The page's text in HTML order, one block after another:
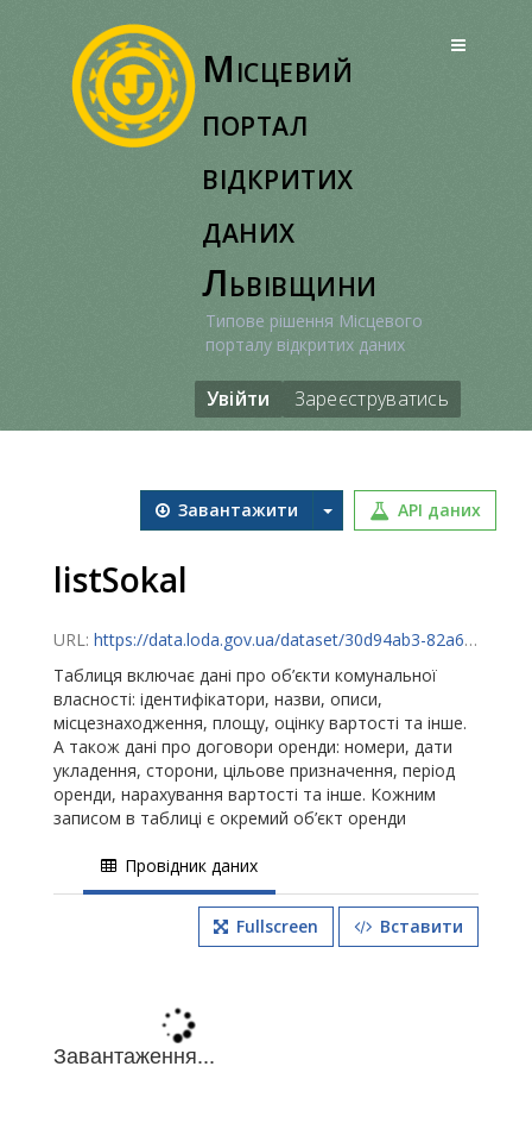
Місцевий
портал
відкритих
даних
Львівщини
Типове рішення Місцевого
порталу відкритих даних
Увійти Зареєструватись
Завантажити API даних
listSokal
URL: https://data.loda.gov.ua/dataset/30d94ab3-82a6-4453-9137-3a7ad9dee1e4/resource/763d54ec-3539-4e72-8c50-00b5223cd073/download/listsokal.csv
Таблиця включає дані про об’єкти комунальної
власності: ідентифікатори, назви, описи,
місцезнаходження, площу, оцінку вартості та інше.
А також дані про договори оренди: номери, дати
укладення, сторони, цільове призначення, період
оренди, нарахування вартості та інше. Кожним
записом в таблиці є окремий об’єкт оренди
Провідник даних
Fullscreen Вставити